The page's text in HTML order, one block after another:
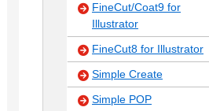
FineCut/Coat9 for
Illustrator
FineCut8 for Illustrator
Simple Create
Simple POP